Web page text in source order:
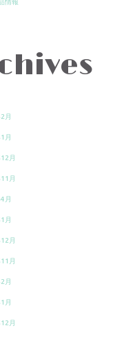
情報
月
月
月
月
月
月
月
月
月
月
月